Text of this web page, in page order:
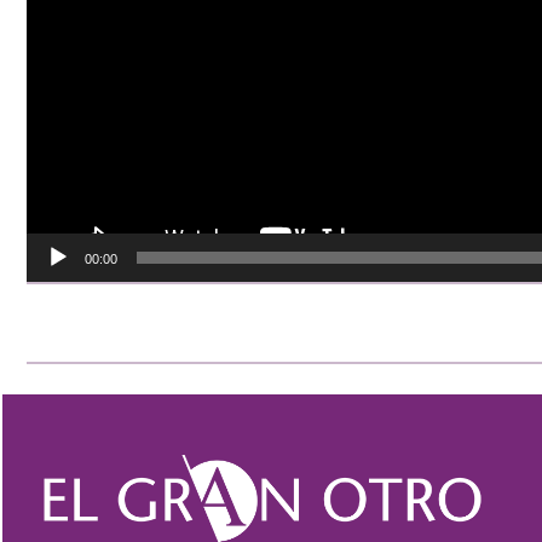
00:00